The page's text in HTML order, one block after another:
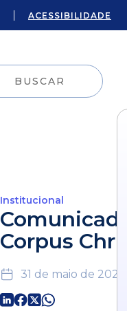
ACESSIBILIDADE
Institucional
Corpus
31 de maio de 2021